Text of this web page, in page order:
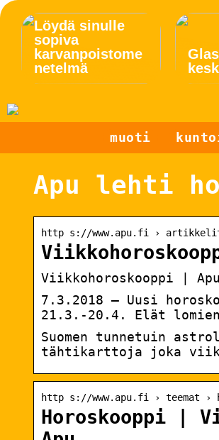
Löydä sinulle
sopiva
karvanpoistome
netelmä
muoti
Apu lehti
http s://www.apu.fi › artikkelit
Viikkohoroskooppi | Apu
7.3.2018 — Uusi
21.3.-20.4. Elät
Suomen tunnetuin
tähtikarttoja joka
http s://www.apu.fi › teemat ›
Horoskooppi |